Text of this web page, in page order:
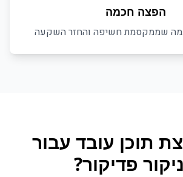
הפצה חכמה
שממקסמת חשיפה והחזר השקעה
תוכן עובד עבור
פדיקור?